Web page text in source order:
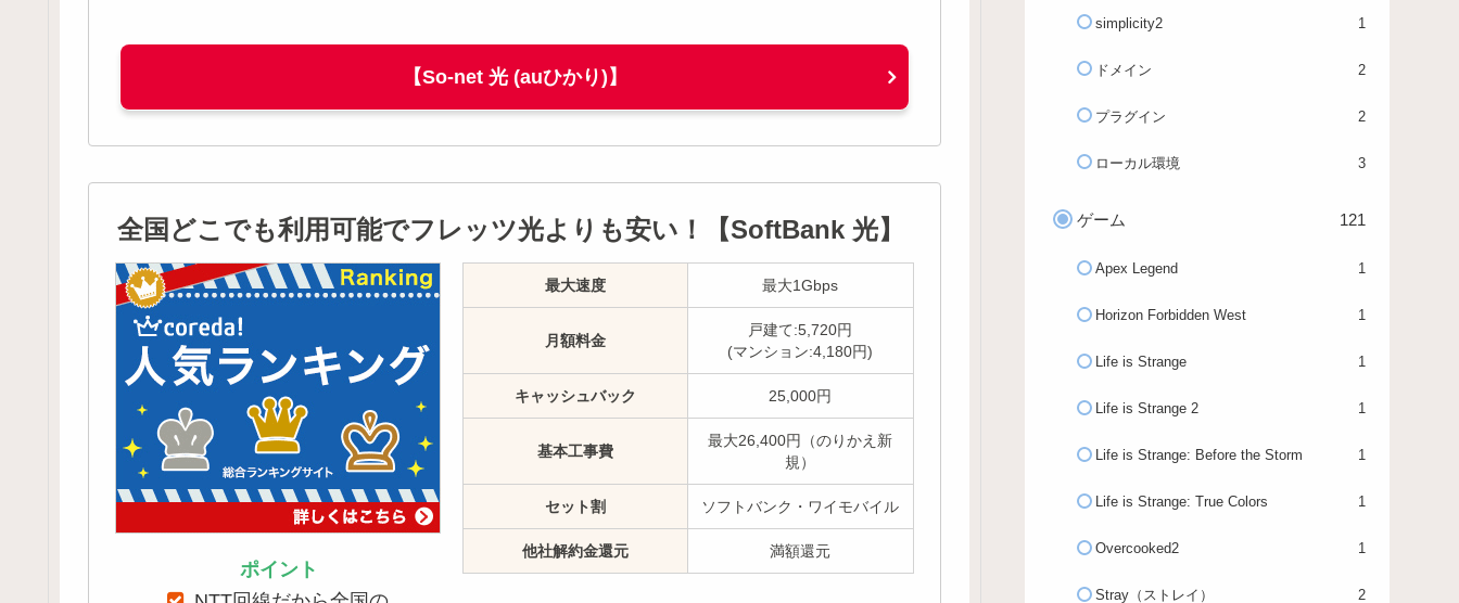
【So-net 光 (auひかり)】
全国どこでも利用可能でフレッツ光よりも安い！【SoftBank 光】
ポイント
最大速度 最大1Gbps
月額料金
戸建て:5,720円
(マンション:4,180円)
キャッシュバック 25,000円
基本工事費
最大26,400円（のりかえ新
規）
セット割 ソフトバンク・ワイモバイル
他社解約金還元 満額還元
simplicity2 1
ドメイン 2
プラグイン 2
ローカル環境 3
ゲーム 121
Apex Legend 1
Horizon Forbidden West 1
Life is Strange 1
Life is Strange 2 1
Life is Strange: Before the Storm 1
Life is Strange: True Colors 1
Overcooked2 1
Stray（ストレイ） 2